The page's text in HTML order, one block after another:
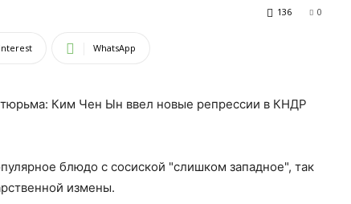
0
136
WhatsApp
Ким Чен Ын ввел новые репрессии в КНДР
блюдо с сосиской "слишком западное", так
измены.